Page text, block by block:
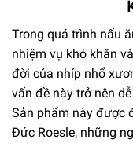
Trong quá trình nấu
nhiệm vụ khó khăn
đời của nhíp nhổ
vấn đề này trở nên
Sản phẩm này được
Đức Roesle, những